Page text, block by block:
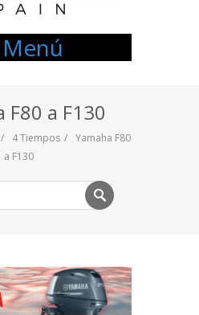
Menú
F80 a F130
4 Tiempos
Yamaha F80
a F130